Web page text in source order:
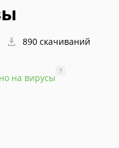
890 скачиваний
на вирусы
?